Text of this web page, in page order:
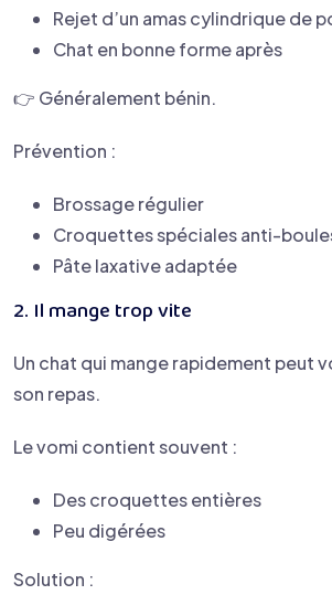
Rejet d’un amas cylindrique de
Chat en bonne forme après
👉 Généralement bénin.
Prévention :
Brossage régulier
Croquettes spéciales anti-
Pâte laxative adaptée
2. Il mange trop vite
Un chat qui mange rapidement peut
son repas.
Le vomi contient souvent :
Des croquettes entières
Peu digérées
Solution :